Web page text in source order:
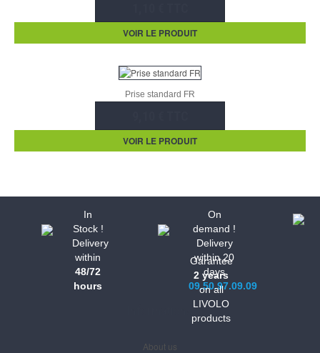
VOIR LE PRODUIT
Prise standard FR
VOIR LE PRODUIT
In
Stock !
Delivery
within
48/72
hours
On
demand !
Delivery
within 20
days
09.50.97.09.09
Garantee
2 years
on all
LIVOLO
products
About us